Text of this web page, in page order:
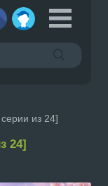
из 24]
24]